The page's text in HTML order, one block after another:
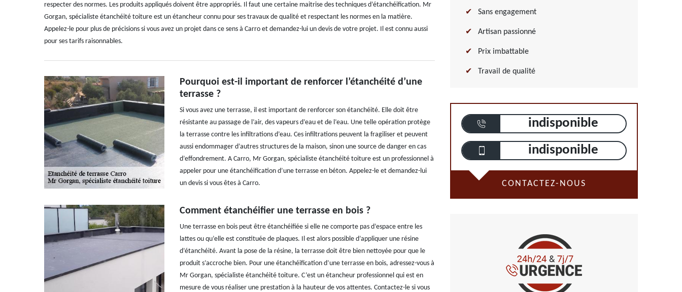
respecter des normes. Les produits appliqués doivent être appropriés. Il faut une certaine maitrise des techniques d’étanchéification. Mr
Gorgan, spécialiste étanchéité toiture est un étancheur connu pour ses travaux de qualité et respectant les normes en la matière.
Appelez-le pour plus de précisions si vous avez un projet dans ce sens à Carro et demandez-lui un devis de votre projet. Il est connu aussi
pour ses tarifs raisonnables.
Pourquoi est-il important de renforcer l’étanchéité d’une
terrasse ?
Si vous avez une terrasse, il est important de renforcer son étanchéité. Elle doit être
résistante au passage de l’air, des vapeurs d’eau et de l’eau. Une telle opération protège
la terrasse contre les infiltrations d’eau. Ces infiltrations peuvent la fragiliser et peuvent
aussi endommager d’autres structures de la maison, sinon une source de danger en cas
d’effondrement. A Carro, Mr Gorgan, spécialiste étanchéité toiture est un professionnel à
appeler pour une étanchéification d’une terrasse en béton. Appelez-le et demandez-lui
un devis si vous êtes à Carro.
Comment étanchéifier une terrasse en bois ?
Une terrasse en bois peut être étanchéifiée si elle ne comporte pas d’espace entre les
lattes ou qu’elle est constituée de plaques. Il est alors possible d’appliquer une résine
d’étanchéité. Avant la pose de la résine, la terrasse doit être bien nettoyée pour que le
produit s’accroche bien. Pour une étanchéification d’une terrasse en bois, adressez-vous à
Mr Gorgan, spécialiste étanchéité toiture. C’est un étancheur professionnel qui est en
mesure de vous réaliser une prestation à la hauteur de vos attentes. Contactez-le si vous
Sans engagement
Artisan passionné
Prix imbattable
Travail de qualité
indisponible
indisponible
CONTACTEZ-NOUS